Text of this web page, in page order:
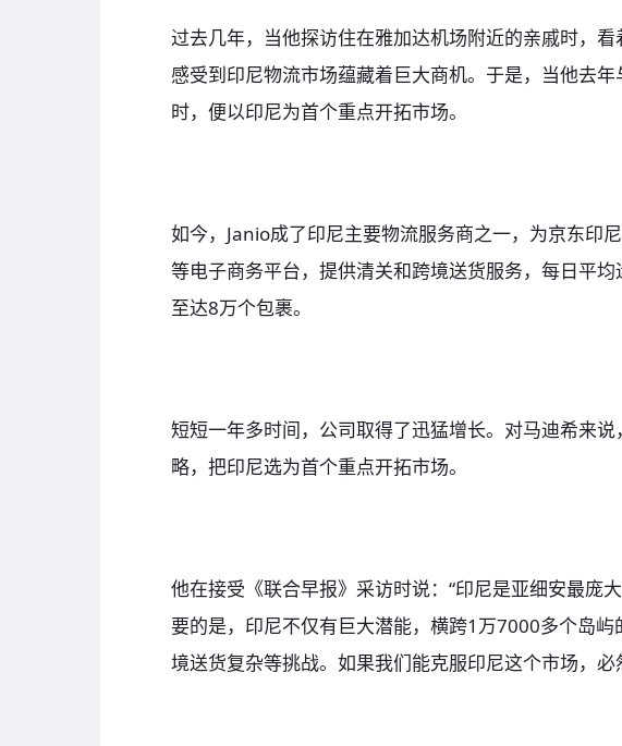
过去几年，当他探访住在雅加达机场附近的亲戚时，
感受到印尼物流市场蕴藏着巨大商机。于是，当他去
时，便以印尼为首个重点开拓市场。
如今，Janio成了印尼主要物流服务商之一，为京东印
等电子商务平台，提供清关和跨境送货服务，每日平
至达8万个包裹。
短短一年多时间，公司取得了迅猛增长。对马迪希来
略，把印尼选为首个重点开拓市场。
他在接受《联合早报》采访时说：“印尼是亚细安最庞
要的是，印尼不仅有巨大潜能，横跨1万7000多个岛
境送货复杂等挑战。如果我们能克服印尼这个市场，